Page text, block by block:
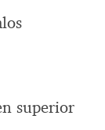
superior